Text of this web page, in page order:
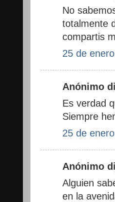
No
totalmente
compartis
25 de
Anónimo
Es verdad
Siempre
25 de
Anónimo
Alguien
en la